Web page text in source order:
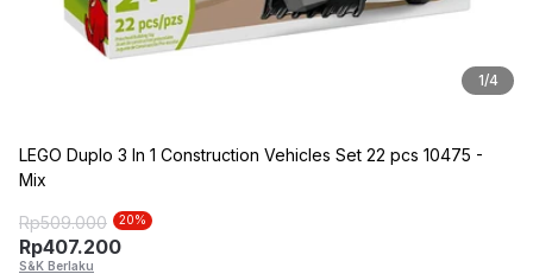
1/4
LEGO Duplo 3 In 1 Construction Vehicles Set 22 pcs 10475 -
Mix
Rp509.000 20%
Rp407.200
S&K Berlaku